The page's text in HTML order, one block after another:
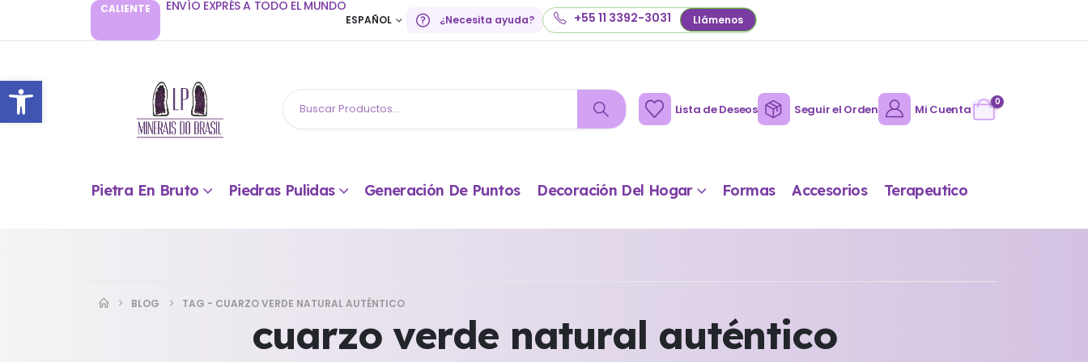
Abrir barra de herramientas
CALIENTE ENVÍO EXPRÉS A TODO EL MUNDO
ESPAÑOL ¿Necesita ayuda? +55 11 3392-3031 Llámenos
Lista de Deseos Seguir el Orden Mi Cuenta
0
Pietra En Bruto Piedras Pulidas Generación De Puntos Decoración Del Hogar Formas Accesorios Terapeutico
BLOG TAG - CUARZO VERDE NATURAL AUTÉNTICO
cuarzo verde natural auténtico